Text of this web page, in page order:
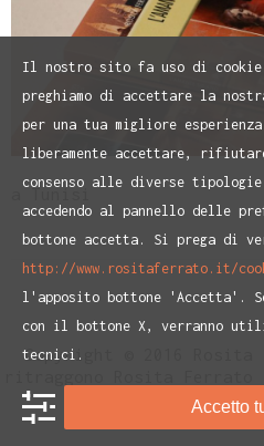
Copyright © 2016
Privacy Policye
Il nostro sito fa uso di
preghiamo di accettare la
per una tua migliore
liberamente accettare,
consenso alle diverse
accedendo al pannello delle
bottone accetta. Si prega di
http://www.rositaferrato.it/
l'apposito bottone 'Accetta'.
con il bottone X, verranno
tecnici.
Accetto